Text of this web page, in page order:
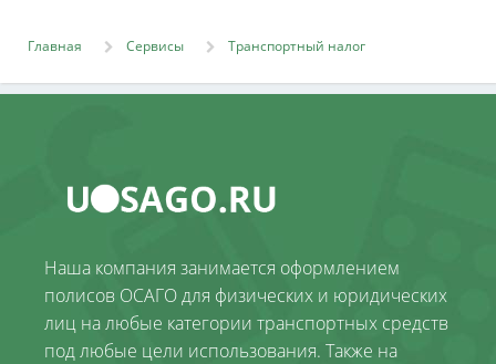
Главная Сервисы Транспортный налог
Наша компания занимается оформлением
полисов ОСАГО для физических и юридических
лиц на любые категории транспортных средств
под любые цели использования. Также на